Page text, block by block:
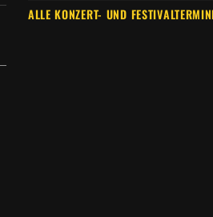
ALLE KONZERT- UND